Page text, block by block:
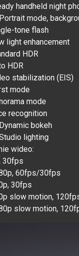
handheld night
mode,
tone flash
light enhancement
HDR
HDR
stabilization (EIS)
mode
mode
recognition
bokeh
lighting
wideo:
30fps
60fps/30fps
30fps
slow motion,
slow motion,